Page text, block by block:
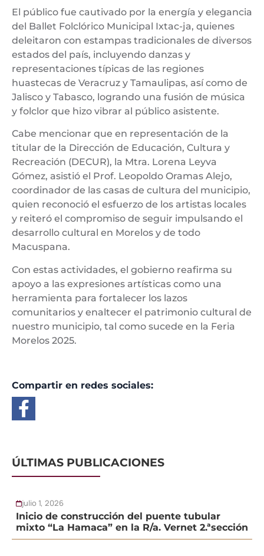
El público fue cautivado por la energía y elegancia
del Ballet Folclórico Municipal Ixtac-ja, quienes
deleitaron con estampas tradicionales de diversos
estados del país, incluyendo danzas y
representaciones típicas de las regiones
huastecas de Veracruz y Tamaulipas, así como de
Jalisco y Tabasco, logrando una fusión de música
y folclor que hizo vibrar al público asistente.
Cabe mencionar que en representación de la
titular de la Dirección de Educación, Cultura y
Recreación (DECUR), la Mtra. Lorena Leyva
Gómez, asistió el Prof. Leopoldo Oramas Alejo,
coordinador de las casas de cultura del municipio,
quien reconoció el esfuerzo de los artistas locales
y reiteró el compromiso de seguir impulsando el
desarrollo cultural en Morelos y de todo
Macuspana.
Con estas actividades, el gobierno reafirma su
apoyo a las expresiones artísticas como una
herramienta para fortalecer los lazos
comunitarios y enaltecer el patrimonio cultural de
nuestro municipio, tal como sucede en la Feria
Morelos 2025.
Compartir en redes sociales:
ÚLTIMAS PUBLICACIONES
julio 1, 2026
Inicio de construcción del puente tubular
mixto “La Hamaca” en la R/a. Vernet 2.ªsección